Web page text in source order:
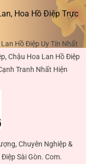
Hoa Hồ Điệp Trực
Hồ Điệp Uy Tín Nhất
Chậu Hoa Lan Hồ Điệp
Tranh Nhất Hiện
Chuyên Nghiệp &
Sài Gòn. Com.